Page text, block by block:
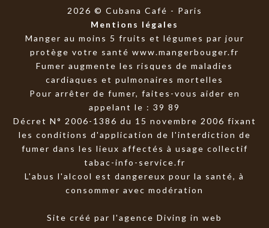
2026 © Cubana Café - Paris
Mentions légales
Manger au moins 5 fruits et légumes par jour
protège votre santé www.mangerbouger.fr
Fumer augmente les risques de maladies
cardiaques et pulmonaires mortelles
Pour arrêter de fumer, faites-vous aider en
appelant le : 39 89
Décret N° 2006-1386 du 15 novembre 2006 fixant
les conditions d'application de l'interdiction de
fumer dans les lieux affectés à usage collectif
tabac-info-service.fr
L'abus l'alcool est dangereux pour la santé, à
consommer avec modération
Site créé par l'agence Diving in web